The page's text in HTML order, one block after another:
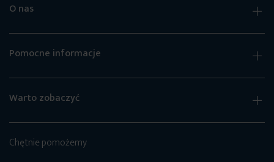
O nas
Pomocne informacje
Warto zobaczyć
Chętnie pomożemy